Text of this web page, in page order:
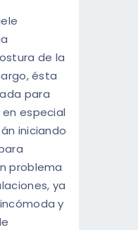
de la
ésta
para
especial
iniciando
problema
ya
y